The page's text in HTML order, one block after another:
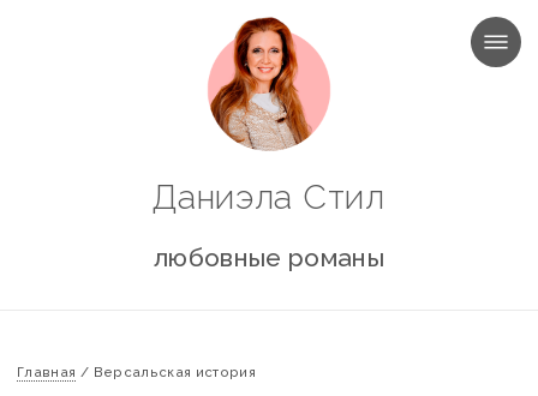
МЕНЮ
Даниэла Стил
любовные романы
Главная / Версальская история